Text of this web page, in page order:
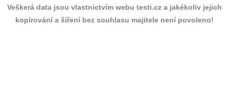
Veškerá data jsou vlastnictvím webu testi.cz a jakékoliv jejich
kopírování a šíření bez souhlasu majitele není povoleno!